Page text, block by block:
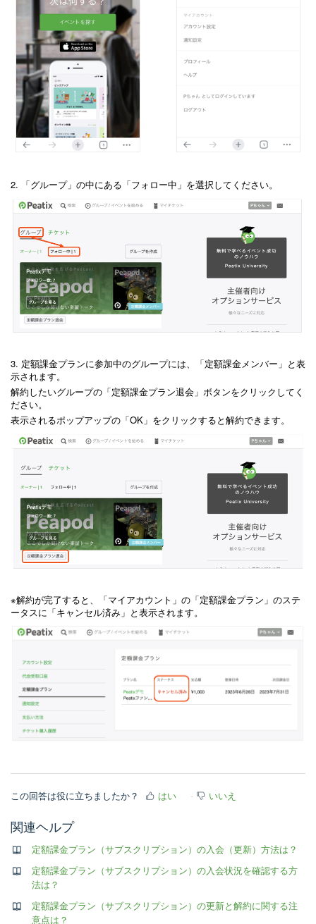
2. 「グループ」の中にある「フォロー中」を選択してください。
3. 定額課金プランに参加中のグループには、「定額課金メンバー」と表
示されます。
解約したいグループの「定額課金プラン退会」ボタンをクリックしてく
ださい。
表示されるポップアップの「OK」をクリックすると解約できます。
※解約が完了すると、「マイアカウント」の「定額課金プラン」のステ
ータスに「キャンセル済み」と表示されます。
この回答は役に立ちましたか？ はい いいえ
関連ヘルプ
定額課金プラン（サブスクリプション）の入会（更新）方法は？
定額課金プラン（サブスクリプション）の入会状況を確認する方
法は？
定額課金プラン（サブスクリプション）の更新と解約に関する注
意点は？